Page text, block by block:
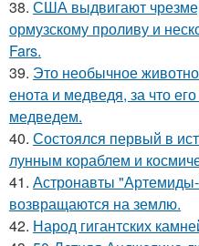
38. США выдвигают
ормузскому проливу и
Fars.
39. Это необычное
енота и медведя, за что
медведем.
40. Состоялся первый в
лунным кораблем и
41. Астронавты
возвращаются на землю.
42. Народ гигантских